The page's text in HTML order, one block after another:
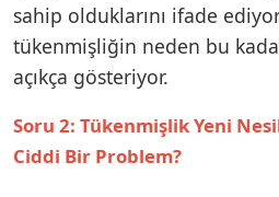
sahip olduklarını ifade
tükenmişliğin neden bu
açıkça gösteriyor.
Soru 2: Tükenmişlik Yeni
Ciddi Bir Problem?